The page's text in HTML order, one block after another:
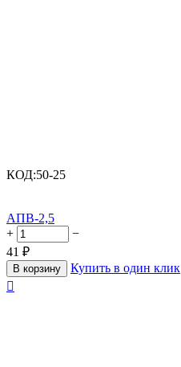
КОД:50-25
АПВ-2,5
+
−
41 ₽
В корзину
Купить в один клик
